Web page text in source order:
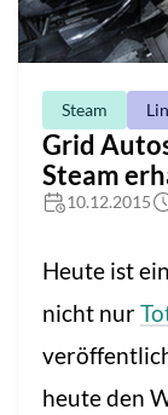
Steam
Grid
Steam
10.12.2015
Heute ist
nicht nur
heute den